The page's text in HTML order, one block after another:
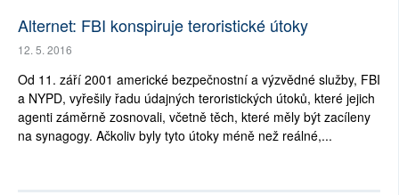
Alternet: FBI konspiruje teroristické útoky
12. 5. 2016
Od 11. září 2001 americké bezpečnostní a výzvědné služby, FBI
a NYPD, vyřešily řadu údajných teroristických útoků, které jejich
agenti záměrně zosnovali, včetně těch, které měly být zacíleny
na synagogy. Ačkoliv byly tyto útoky méně než reálné,...